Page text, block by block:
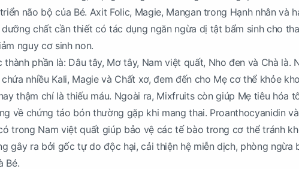
não bộ của Bé. Axit Folic, Magie, Mangan trong Hạnh nhân và
chất cần thiết có tác dụng ngăn ngừa dị tật bẩm sinh cho
nguy cơ sinh non.
phần là: Dâu tây, Mơ tây, Nam việt quất, Nho đen và Chà là.
nhiều Kali, Magie và Chất xơ, đem đến cho Mẹ cơ thể khỏe
thậm chí là thiếu máu. Ngoài ra, Mixfruits còn giúp Mẹ tiêu hóa
về chứng táo bón thường gặp khi mang thai. Proanthocyanidin
trong Nam việt quất giúp bảo vệ các tế bào trong cơ thể tránh
gây ra bởi gốc tự do độc hại, cải thiện hệ miễn dịch, phòng ngừa
Bé.